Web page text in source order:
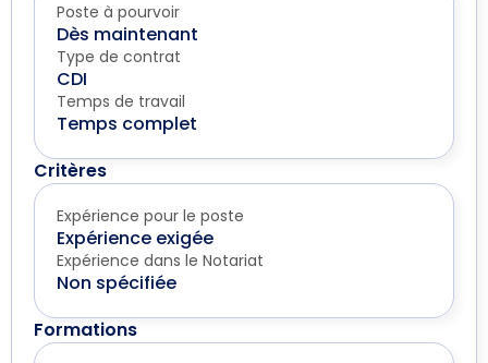
Poste à pourvoir
Dès maintenant
Type de contrat
CDI
Temps de travail
Temps complet
Critères
Expérience pour le poste
Expérience exigée
Expérience dans le Notariat
Non spécifiée
Formations